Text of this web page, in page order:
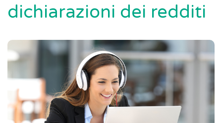
dichiarazioni dei redditi